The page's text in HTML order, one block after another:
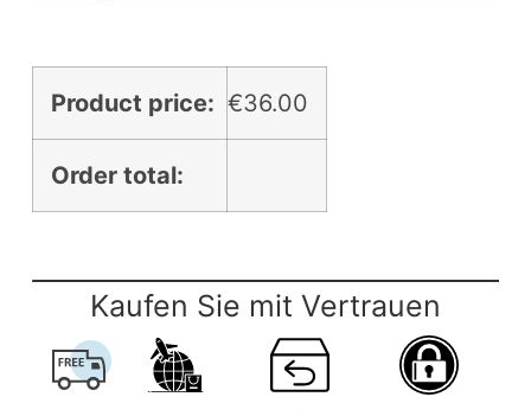
Product price: €36.00
Order total:
Kaufen Sie mit Vertrauen